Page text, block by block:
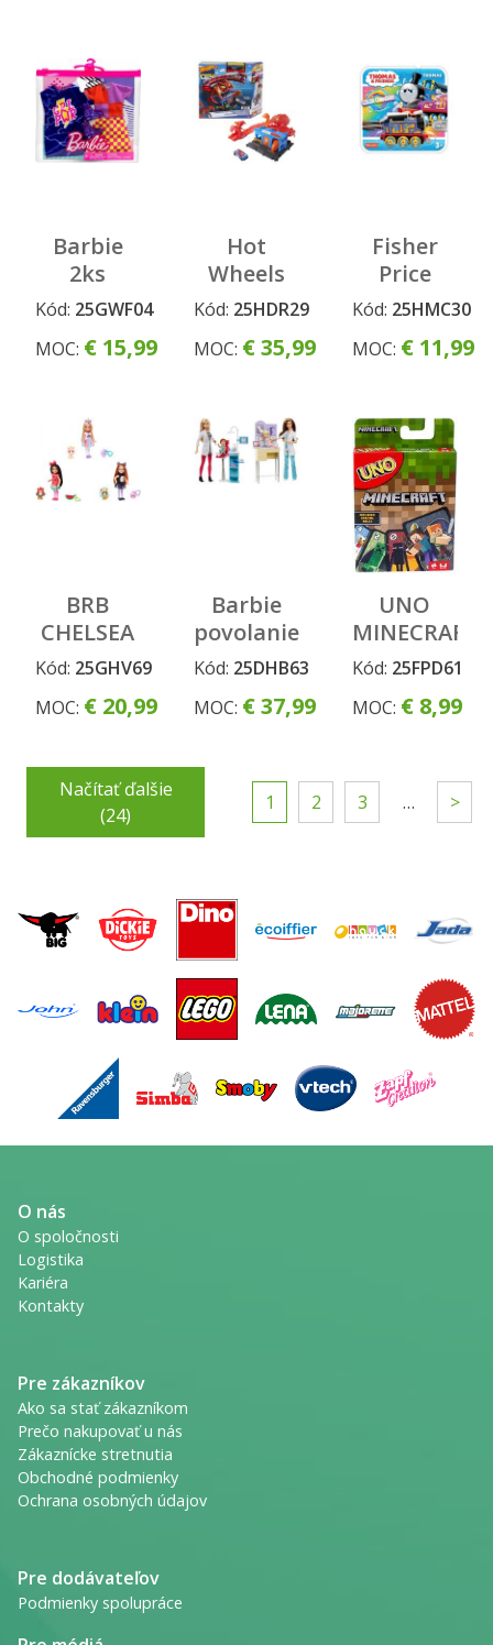
Barbie
2ks
oblečenie
Kód: 25GWF04
MOC: € 15,99
Hot
Wheels
City
odplata
Kód: 25HDR29
MOC: € 35,99
Fisher
Price
color
ťahacia
mašinka
asst
Kód: 25HMC30
MOC: € 11,99
BRB
CHELSEA
V
ASST
Kód: 25GHV69
MOC: € 20,99
Barbie
povolanie
herný set
asst
Kód: 25DHB63
MOC: € 37,99
UNO
MINECRAFT
Kód: 25FPD61
MOC: € 8,99
Načítať ďalšie
(24)
1 2 3 … >
O nás
O spoločnosti
Logistika
Kariéra
Kontakty
Pre zákazníkov
Ako sa stať zákazníkom
Prečo nakupovať u nás
Zákaznícke stretnutia
Obchodné podmienky
Ochrana osobných údajov
Pre dodávateľov
Podmienky spolupráce